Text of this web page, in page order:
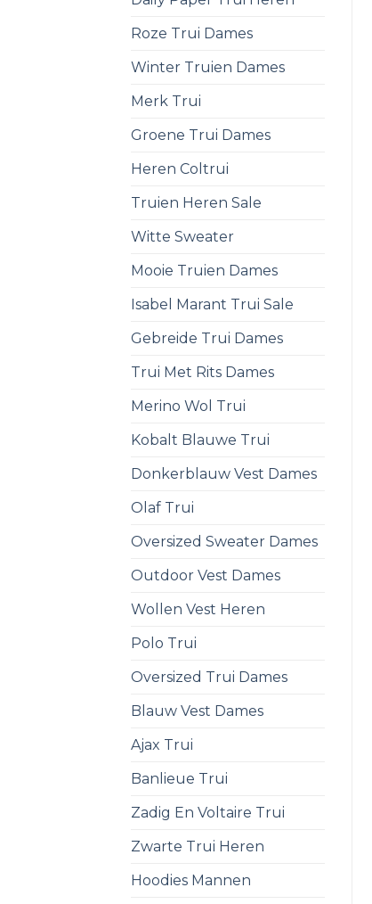
Roze Trui Dames
Winter Truien Dames
Merk Trui
Groene Trui Dames
Heren Coltrui
Truien Heren Sale
Witte Sweater
Mooie Truien Dames
Isabel Marant Trui Sale
Gebreide Trui Dames
Trui Met Rits Dames
Merino Wol Trui
Kobalt Blauwe Trui
Donkerblauw Vest Dames
Olaf Trui
Oversized Sweater Dames
Outdoor Vest Dames
Wollen Vest Heren
Polo Trui
Oversized Trui Dames
Blauw Vest Dames
Ajax Trui
Banlieue Trui
Zadig En Voltaire Trui
Zwarte Trui Heren
Hoodies Mannen